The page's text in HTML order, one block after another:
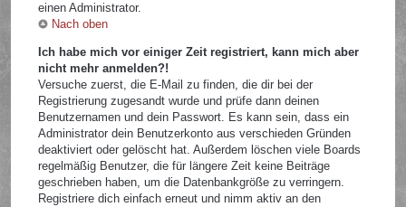
einen Administrator.
Nach oben
Ich habe mich vor einiger Zeit registriert, kann mich aber
nicht mehr anmelden?!
Versuche zuerst, die E-Mail zu finden, die dir bei der
Registrierung zugesandt wurde und prüfe dann deinen
Benutzernamen und dein Passwort. Es kann sein, dass ein
Administrator dein Benutzerkonto aus verschieden Gründen
deaktiviert oder gelöscht hat. Außerdem löschen viele Boards
regelmäßig Benutzer, die für längere Zeit keine Beiträge
geschrieben haben, um die Datenbankgröße zu verringern.
Registriere dich einfach erneut und nimm aktiv an den